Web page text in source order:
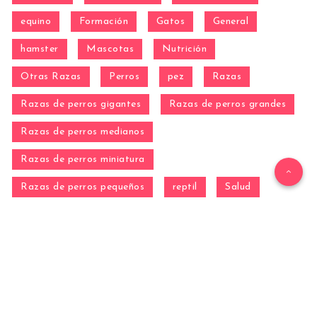
equino Formación Gatos General
hamster Mascotas Nutrición
Otras Razas Perros pez Razas
Razas de perros gigantes Razas de perros grandes
Razas de perros medianos
Razas de perros miniatura
Razas de perros pequeños reptil Salud